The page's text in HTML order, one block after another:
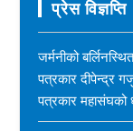
प्रेस विज्ञप्ति
जर्मनीको
पत्रकार दीपेन्द्र
पत्रकार महासंघको